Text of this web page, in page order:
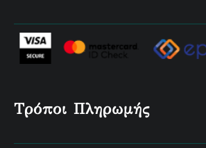
Τρόποι Πληρωμής